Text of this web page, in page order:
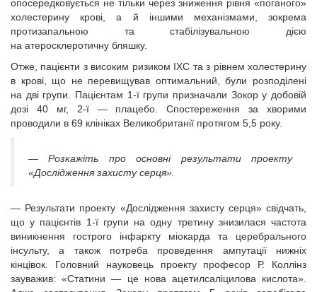
опосередковується не тільки через зниження рівня «поганого»
холестерину крові, а й іншими механізмами, зокрема
протизапальною та стабілізувальною дією
на атеросклеротичну бляшку.
Отже, пацієнти з високим ризиком ІХС та з рівнем холестерину
в крові, що не перевищував оптимальний, були розподілені
на дві групи. Пацієнтам 1-ї групи призначали Зокор у добовій
дозі 40 мг, 2-ї — плацебо. Спостереження за хворими
проводили в 69 клініках Великобританії протягом 5,5 року.
— Розкажіть про основні результати проекту
«Дослідження захисту серця».
— Результати проекту «Дослідження захисту серця» свідчать,
що у пацієнтів 1-ї групи на одну третину знизилася частота
виникнення гострого інфаркту міокарда та церебрального
інсульту, а також потреба проведення ампутації нижніх
кінцівок. Головний науковець проекту професор Р. Коллінз
зауважив: «Статини — це нова ацетилсаліцилова кислота».